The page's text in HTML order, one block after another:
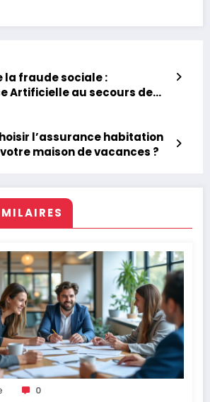
la fraude sociale :
Artificielle au secours de
l’assurance habitation
maison de vacances ?
0